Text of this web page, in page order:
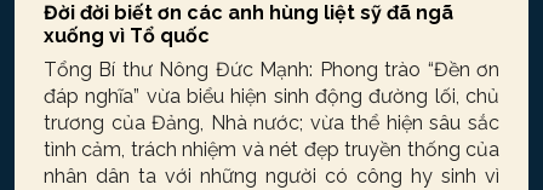
Đời đời biết ơn các anh hùng liệt sỹ đã ngã
xuống vì Tổ quốc
Tổng Bí thư Nông Đức Mạnh: Phong trào “Đền ơn
đáp nghĩa” vừa biểu hiện sinh động đường lối, chủ
trương của Đảng, Nhà nước; vừa thể hiện sâu sắc
tình cảm, trách nhiệm và nét đẹp truyền thống của
nhân dân ta với những người có công hy sinh vì